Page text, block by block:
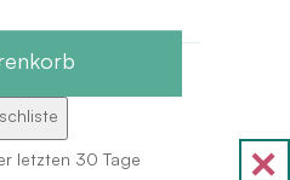
letzten 30 Tage